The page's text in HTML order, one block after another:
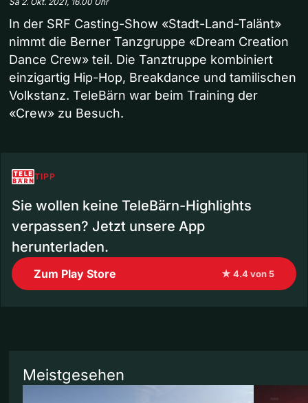
In der SRF Casting-Show «Stadt-Land-Talänt»
nimmt die Berner Tanzgruppe «Dream Creation
Dance Crew» teil. Die Tanztruppe kombiniert
einzigartig Hip-Hop, Breakdance und tamilischen
Volkstanz. TeleBärn war beim Training der
«Crew» zu Besuch.
TIPP
Sie wollen keine TeleBärn-Highlights
verpassen? Jetzt unsere App
herunterladen.
Zum Play Store ★ 4.4 von 5
Meistgesehen